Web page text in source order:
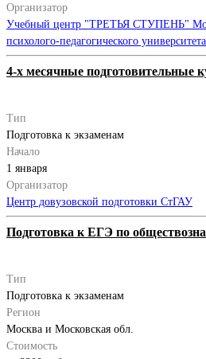
Организатор
Учебный центр "ТРЕТЬЯ СТУПЕНЬ"
психолого-педагогического университета
4-х месячные подготовительные
Тип
Подготовка к экзаменам
Начало
1 января
Организатор
Центр довузовской подготовки СтГАУ
Подготовка к ЕГЭ по
Тип
Подготовка к экзаменам
Регион
Москва и Московская обл.
Стоимость